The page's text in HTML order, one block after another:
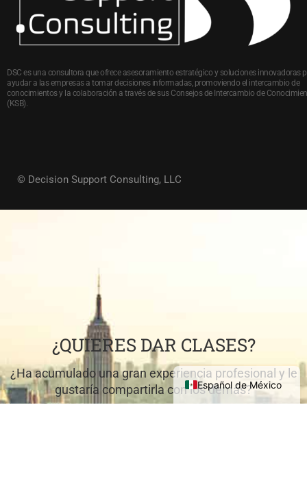
DSC es una consultora que ofrece asesoramiento estratégico y soluciones innovadoras
ayudar a las empresas a tomar decisiones informadas, promoviendo el intercambio de
conocimientos y la colaboración a través de sus Consejos de Intercambio de
(KSB).
© Decision Support Consulting, LLC
¿QUIERES DAR CLASES?
¿Ha acumulado una gran experiencia profesional y le
gustaría compartirla con los demás?
Español de México